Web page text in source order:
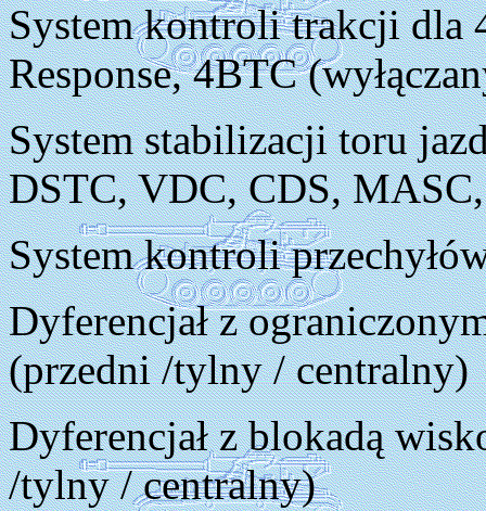
System kontroli trakcji dla
Response, 4BTC
System stabilizacji toru
DSTC, VDC, CDS,
System kontroli
Dyferencjał z
(przedni /tylny / centralny)
Dyferencjał z blokadą
/tylny / centralny)